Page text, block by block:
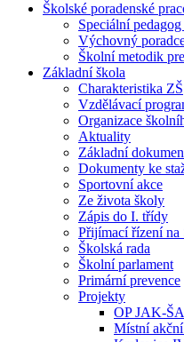
Školské poradenské
Speciální
Výchovný
Školní metodik
Základní škola
Charakteristika ZŠ
Vzdělávací
Organizace
Aktuality
Základní
Dokumenty ke
Sportovní akce
Ze života školy
Zápis do I. třídy
Přijímací řízení na
Školská rada
Školní parlament
Primární prevence
Projekty
OP JAK-
Místní